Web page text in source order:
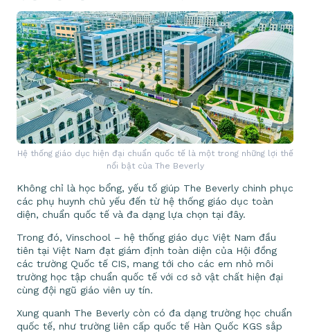
Hệ thống giáo dục hiện đại chuẩn quốc tế là một trong những lợi thế
nổi bật của The Beverly
Không chỉ là học bổng, yếu tố giúp The Beverly chinh phục
các phụ huynh chủ yếu đến từ hệ thống giáo dục toàn
diện, chuẩn quốc tế và đa dạng lựa chọn tại đây.
Trong đó, Vinschool – hệ thống giáo dục Việt Nam đầu
tiên tại Việt Nam đạt giám định toàn diện của Hội đồng
các trường Quốc tế CIS, mang tới cho các em nhỏ môi
trường học tập chuẩn quốc tế với cơ sở vật chất hiện đại
cùng đội ngũ giáo viên uy tín.
Xung quanh The Beverly còn có đa dạng trường học chuẩn
quốc tế, như trường liên cấp quốc tế Hàn Quốc KGS sắp